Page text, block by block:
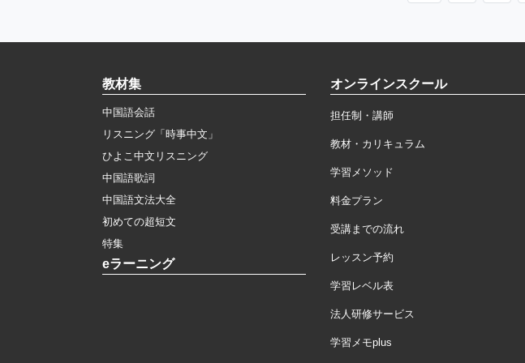
教材集
中国語会話
リスニング「時事中文」
ひよこ中文リスニング
中国語歌詞
中国語文法大全
初めての超短文
特集
eラーニング
オンラインスクール
担任制・講師
教材・カリキュラム
学習メソッド
料金プラン
受講までの流れ
レッスン予約
学習レベル表
法人研修サービス
学習メモplus